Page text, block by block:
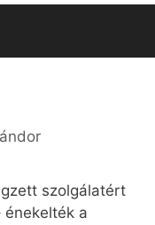
szolgálatért
énekelték a